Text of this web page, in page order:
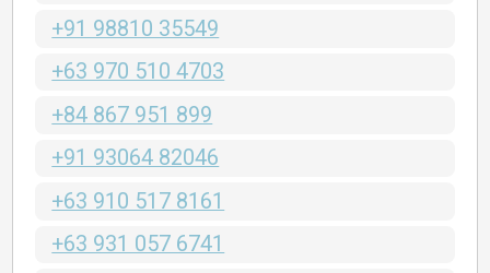
+91 98810 35549
+63 970 510 4703
+84 867 951 899
+91 93064 82046
+63 910 517 8161
+63 931 057 6741